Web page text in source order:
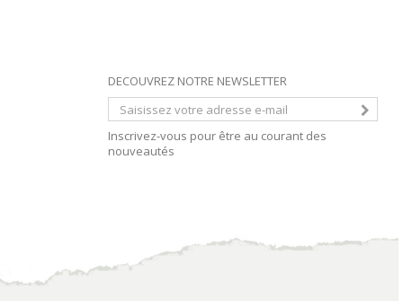
DECOUVREZ NOTRE NEWSLETTER
Inscrivez-vous pour être au courant des
nouveautés